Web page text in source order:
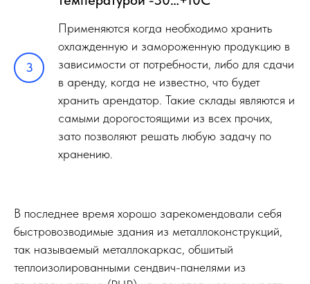
Применяются когда необходимо хранить
охлажденную и замороженную продукцию в
зависимости от потребности, либо для сдачи
в аренду, когда не известно, что будет
хранить арендатор. Такие склады являются и
самыми дорогостоящими из всех прочих,
зато позволяют решать любую задачу по
хранению.
В последнее время хорошо зарекомендовали себя
быстровозводимые здания из металлоконструкций,
так называемый металлокаркас, обшитый
теплоизолированными сендвич-панелями из